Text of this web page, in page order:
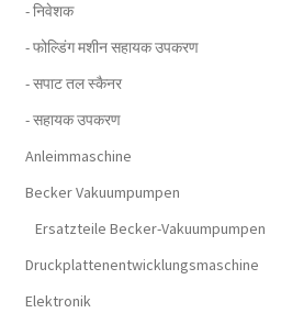
- निवेशक
- फोल्डिंग मशीन सहायक उपकरण
- सपाट तल स्कैनर
- सहायक उपकरण
Anleimmaschine
Becker Vakuumpumpen
Ersatzteile Becker-Vakuumpumpen
Druckplattenentwicklungsmaschine
Elektronik